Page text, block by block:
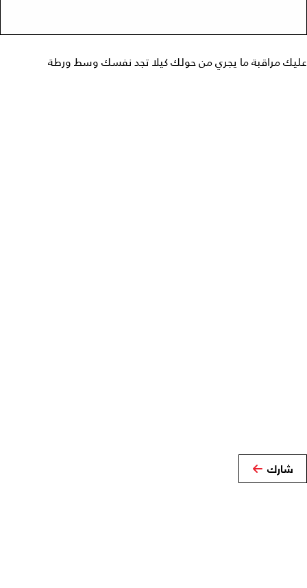
عليك مراقبة ما يجري من حولك كيلا تجد نفسك وسط ورطة
شارك